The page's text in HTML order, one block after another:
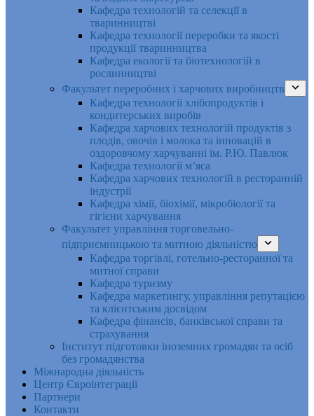
Кафедра технологій та селекції в
тваринництві
Кафедра технології переробки та якості
продукції тваринництва
Кафедра екології та біотехнологій в
рослинництві
Факультет переробних і харчових виробництв
Кафедра технології хлібопродуктів і
кондитерських виробів
Кафедра харчових технологій продуктів з
плодів, овочів і молока та інновацій в
оздоровчому харчуванні ім. Р.Ю. Павлюк
Кафедра технології м’яса
Кафедра харчових технологій в ресторанній
індустрії
Кафедра хімії, біохімії, мікробіології та
гігієни харчування
Факультет управління торговельно-
підприємницькою та митною діяльністю
Кафедра торгівлі, готельно-ресторанної та
митної справи
Кафедра туризму
Кафедра маркетингу, управління репутацією
та клієнтським досвідом
Кафедра фінансів, банківської справи та
страхування
Інститут підготовки іноземних громадян та осіб
без громадянства
Міжнародна діяльність
Центр Євроінтеграції
Партнери
Контакти